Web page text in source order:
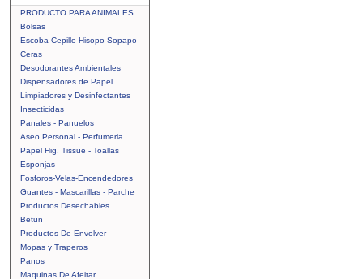
PRODUCTO PARA ANIMALES
Bolsas
Escoba-Cepillo-Hisopo-Sopapo
Ceras
Desodorantes Ambientales
Dispensadores de Papel.
Limpiadores y Desinfectantes
Insecticidas
Panales - Panuelos
Aseo Personal - Perfumeria
Papel Hig. Tissue - Toallas
Esponjas
Fosforos-Velas-Encendedores
Guantes - Mascarillas - Parche
Productos Desechables
Betun
Productos De Envolver
Mopas y Traperos
Panos
Maquinas De Afeitar